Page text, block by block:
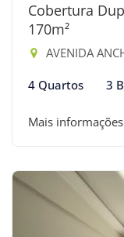
Cobertura
170m²
AVENIDA
4 Quartos 3
Mais informações